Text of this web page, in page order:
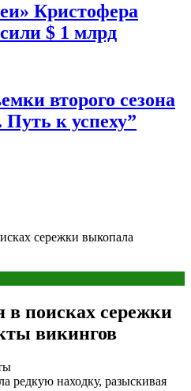
Кристофера
$ 1 млрд
второго сезона
Путь к успеху”
сережки выкопала
в поисках сережки
викингов
редкую находку, разыскивая